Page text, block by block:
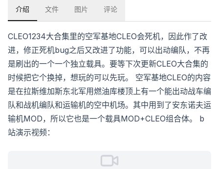
介绍 文件 图片 评论
CLEO1234大合集里的空军基地CLEO会死机，因此作了改
进，修正死机bug之后又改进了功能，可以出动编队，不再
是刷出的一个一个独立载具。要等下次更新CLEO大合集的
时候把它个换掉，想玩的可以先玩。 空军基地CLEO的内容
是在拉斯维加斯东北军用燃油库楼顶上有一个能出动战车编
队和战机编队和运输机的空中机场。其中用到了安东诺夫运
输机MOD，所以它也是一个载具MOD+CLEO组合体。 b
站演示视频：